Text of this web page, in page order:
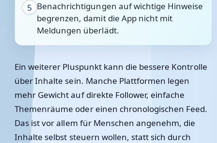
5 Benachrichtigungen auf wichtige Hinweise
begrenzen, damit die App nicht mit
Meldungen überlädt.
Ein weiterer Pluspunkt kann die bessere Kontrolle
über Inhalte sein. Manche Plattformen legen
mehr Gewicht auf direkte Follower, einfache
Themenräume oder einen chronologischen Feed.
Das ist vor allem für Menschen angenehm, die
Inhalte selbst steuern wollen, statt sich durch